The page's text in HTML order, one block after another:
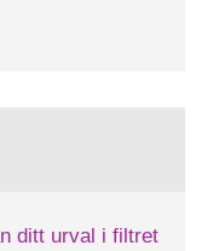
ditt urval i filtret